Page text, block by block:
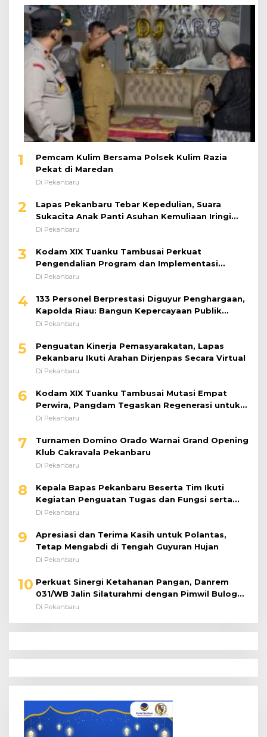
1
Pemcam Kulim Bersama Polsek Kulim Razia
Pekat di Maredan
Di Pekanbaru
2
Lapas Pekanbaru Tebar Kepedulian, Suara
Sukacita Anak Panti Asuhan Kemuliaan Iringi
Bantuan Sosial
Di Pekanbaru
3
Kodam XIX Tuanku Tambusai Perkuat
Pengendalian Program dan Implementasi
Doktrin TNI AD
Di Pekanbaru
4
133 Personel Berprestasi Diguyur Penghargaan,
Kapolda Riau: Bangun Kepercayaan Publik
dengan Karya Nyata
Di Pekanbaru
5
Penguatan Kinerja Pemasyarakatan, Lapas
Pekanbaru Ikuti Arahan Dirjenpas Secara Virtual
Di Pekanbaru
6
Kodam XIX Tuanku Tambusai Mutasi Empat
Perwira, Pangdam Tegaskan Regenerasi untuk
Perkuat Kinerja Satuan
Di Pekanbaru
7
Turnamen Domino Orado Warnai Grand Opening
Klub Cakravala Pekanbaru
Di Pekanbaru
8
Kepala Bapas Pekanbaru Beserta Tim Ikuti
Kegiatan Penguatan Tugas dan Fungsi serta
Paparan Penempatan WBP ke Lapas Terbuka
Di Pekanbaru
9
Apresiasi dan Terima Kasih untuk Polantas,
Tetap Mengabdi di Tengah Guyuran Hujan
Di Pekanbaru
10 Perkuat Sinergi Ketahanan Pangan, Danrem
031/WB Jalin Silaturahmi dengan Pimwil Bulog
Riau dan Kepri
Di Pekanbaru